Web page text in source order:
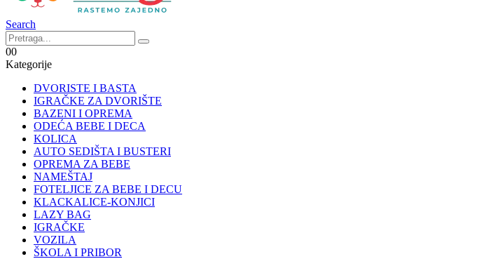
Search
00
Kategorije
DVORISTE I BASTA
IGRAČKE ZA DVORIŠTE
BAZENI I OPREMA
ODEĆA BEBE I DECA
KOLICA
AUTO SEDIŠTA I BUSTERI
OPREMA ZA BEBE
NAMEŠTAJ
FOTELJICE ZA BEBE I DECU
KLACKALICE-KONJICI
LAZY BAG
IGRAČKE
VOZILA
ŠKOLA I PRIBOR